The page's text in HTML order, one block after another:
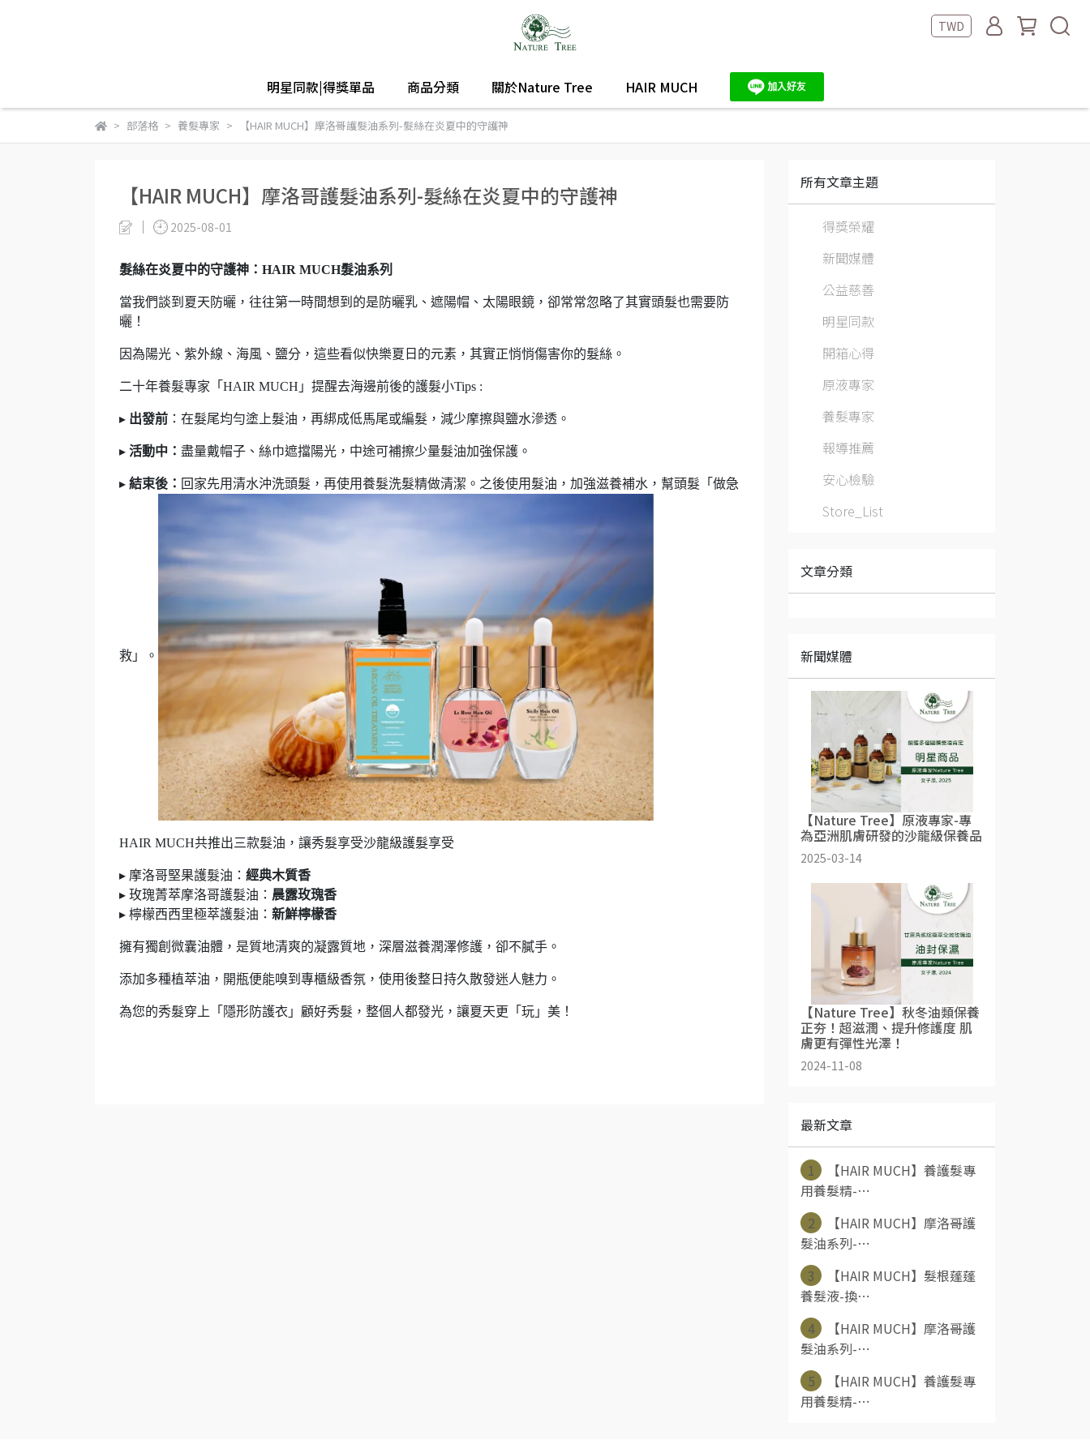
TWD
明星同款|得獎單品 商品分類 關於Nature Tree HAIR MUCH
部落格 養髮專家 【HAIR MUCH】摩洛哥護髮油系列-髮絲在炎夏中的守護神
【HAIR MUCH】摩洛哥護髮油系列-髮絲在炎夏中的守護神
2025-08-01
髮絲在炎夏中的守護神：HAIR MUCH髮油系列
當我們談到夏天防曬，往往第一時間想到的是防曬乳、遮陽帽、太陽眼鏡，卻常常忽略了其實頭髮也需要防
曬！
因為陽光、紫外線、海風、鹽分，這些看似快樂夏日的元素，其實正悄悄傷害你的髮絲。
二十年養髮專家「HAIR MUCH」提醒去海邊前後的護髮小Tips :
▸ 出發前 ：在髮尾均勻塗上髮油，再綁成低馬尾或編髮，減少摩擦與鹽水滲透。
▸ 活動中： 盡量戴帽子、絲巾遮擋陽光，中途可補擦少量髮油加強保護。
▸ 結束後： 回家先用清水沖洗頭髮，再使用養髮洗髮精做清潔。之後使用髮油，加強滋養補水，幫頭髮「做急
救」。
HAIR MUCH共推出三款髮油，讓秀髮享受沙龍級護髮享受
▸ 摩洛哥堅果護髮油： 經典木質香
▸ 玫瑰菁萃摩洛哥護髮油： 晨露玫瑰香
▸ 檸檬西西里極萃護髮油： 新鮮檸檬香
擁有獨創微囊油體，是質地清爽的凝露質地，深層滋養潤澤修護，卻不膩手。
添加多種植萃油，開瓶便能嗅到專櫃級香氛，使用後整日持久散發迷人魅力。
為您的秀髮穿上「隱形防護衣」顧好秀髮，整個人都發光，讓夏天更「玩」美！
所有文章主題
得獎榮耀
新聞媒體
公益慈善
明星同款
開箱心得
原液專家
養髮專家
報導推薦
安心檢驗
Store_List
文章分類
新聞媒體
【Nature Tree】原液專家-專
為亞洲肌膚研發的沙龍級保養品
2025-03-14
【Nature Tree】秋冬油類保養
正夯！超滋潤、提升修護度 肌
膚更有彈性光澤！
2024-11-08
最新文章
1
【HAIR MUCH】養護髮專
用養髮精-⋯
2
【HAIR MUCH】摩洛哥護
髮油系列-⋯
3
【HAIR MUCH】髮根蓬蓬
養髮液-換⋯
4
【HAIR MUCH】摩洛哥護
髮油系列-⋯
5
【HAIR MUCH】養護髮專
用養髮精-⋯